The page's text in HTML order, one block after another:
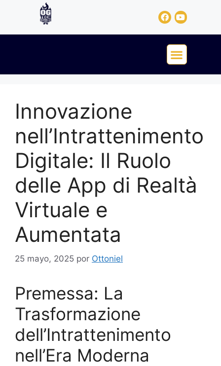
Innovazione
nell’Intrattenimento
Digitale: Il Ruolo
delle App di Realtà
Virtuale e
Aumentata
25 mayo, 2025 por Ottoniel
Premessa: La
Trasformazione
dell’Intrattenimento
nell’Era Moderna